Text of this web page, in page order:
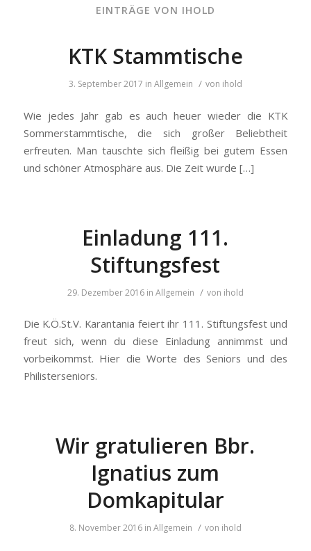
EINTRÄGE VON IHOLD
KTK Stammtische
3. September 2017 in Allgemein / von ihold
Wie jedes Jahr gab es auch heuer wieder die KTK
Sommerstammtische, die sich großer Beliebtheit
erfreuten. Man tauschte sich fleißig bei gutem Essen
und schöner Atmosphäre aus. Die Zeit wurde […]
Einladung 111.
Stiftungsfest
29. Dezember 2016 in Allgemein / von ihold
Die K.Ö.St.V. Karantania feiert ihr 111. Stiftungsfest und
freut sich, wenn du diese Einladung annimmst und
vorbeikommst. Hier die Worte des Seniors und des
Philisterseniors.
Wir gratulieren Bbr.
Ignatius zum
Domkapitular
8. November 2016 in Allgemein / von ihold